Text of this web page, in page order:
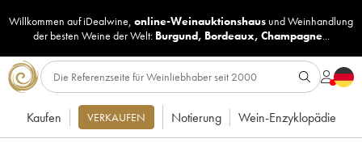
Willkommen auf iDealwine, online-Weinauktionshaus undWeinhandlung
der besten Weine der Welt: Burgund, Bordeaux, Champagne...
Kaufen VERKAUFEN Notierung Wein-Enzyklopädie